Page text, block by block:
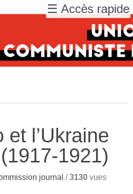
et l’Ukraine
1921)
journal /3130 vues
☰ Accès rapide